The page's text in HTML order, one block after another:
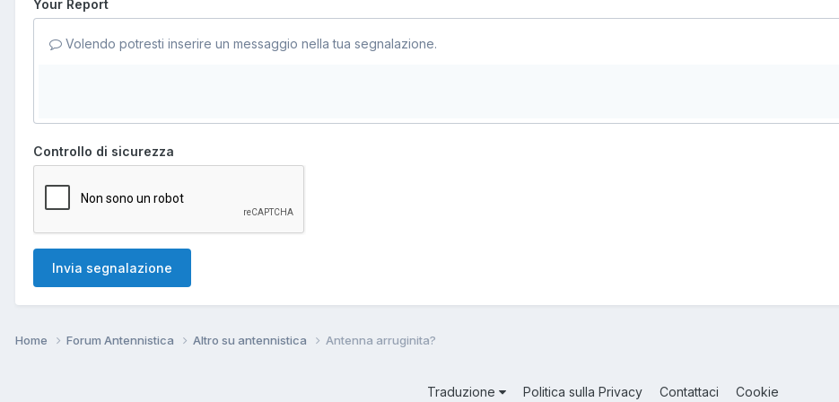
Your Report
Volendo potresti inserire un messaggio nella tua segnalazione.
Controllo di sicurezza
Invia segnalazione
Home Forum Antennistica Altro su antennistica Antenna arruginita?
Traduzione Politica sulla Privacy Contattaci Cookie